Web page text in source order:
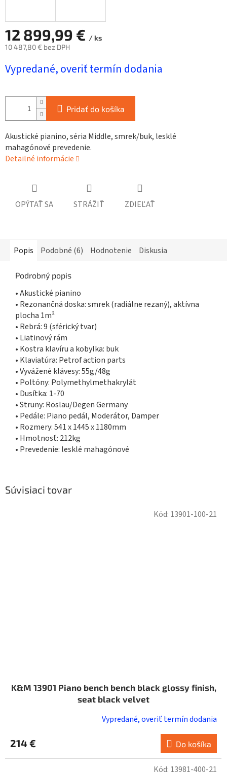
12 899,99 € / ks
10 487,80 € bez DPH
cena:
Vypredané, overiť termín dodania
Pridať do košíka
Akustické pianino, séria Middle, smrek/buk, lesklé
mahagónové prevedenie.
Detailné informácie
OPÝTAŤ SA STRÁŽIŤ ZDIEĽAŤ
Popis Podobné (6) Hodnotenie Diskusia
Podrobný popis
• Akustické pianino
• Rezonančná doska: smrek (radiálne rezaný), aktívna
plocha 1m²
• Rebrá: 9 (sférický tvar)
• Liatinový rám
• Kostra klavíru a kobylka: buk
• Klaviatúra: Petrof action parts
• Vyvážené klávesy: 55g/48g
• Poltóny: Polymethylmethakrylát
• Dusítka: 1-70
• Struny: Röslau/Degen Germany
• Pedále: Piano pedál, Moderátor, Damper
• Rozmery: 541 x 1445 x 1180mm
• Hmotnosť: 212kg
• Prevedenie: lesklé mahagónové
Súvisiaci tovar
K&M 13901 Piano bench bench black glossy finish,
seat black velvet
Vypredané, overiť termín dodania
214 € Do košíka
Kód: 13901-100-21
Kód: 13981-400-21